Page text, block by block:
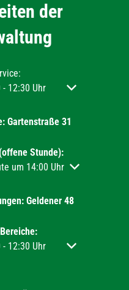
der
oder Schließzeiten
- 12:30 Uhr Von 08:30 bis
Gartenstraße 31
Stunde):
oder Schließzeiten
um 14:00 Uhr
Geldener 48
oder Schließzeiten
- 12:30 Uhr Von 08:30 bis